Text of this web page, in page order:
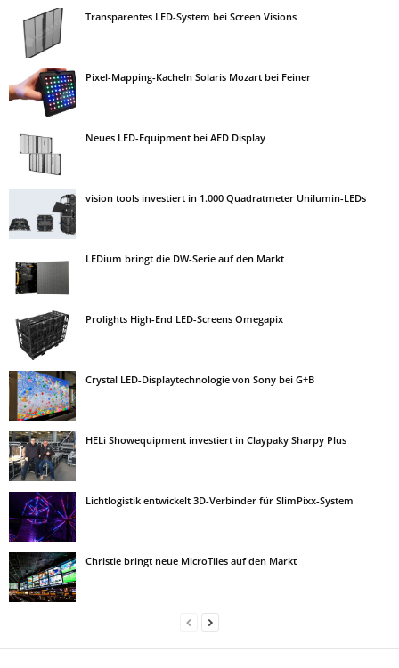
Transparentes LED-System bei Screen Visions
Pixel-Mapping-Kacheln Solaris Mozart bei Feiner
Neues LED-Equipment bei AED Display
vision tools investiert in 1.000 Quadratmeter Unilumin-LEDs
LEDium bringt die DW-Serie auf den Markt
Prolights High-End LED-Screens Omegapix
Crystal LED-Displaytechnologie von Sony bei G+B
HELi Showequipment investiert in Claypaky Sharpy Plus
Lichtlogistik entwickelt 3D-Verbinder für SlimPixx-System
Christie bringt neue MicroTiles auf den Markt